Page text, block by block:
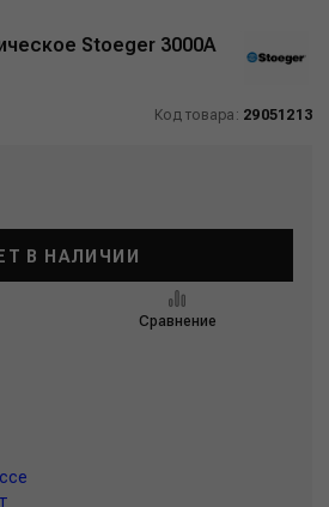
Stoeger 3000A
Код товара: 29051213
В НАЛИЧИИ
Сравнение